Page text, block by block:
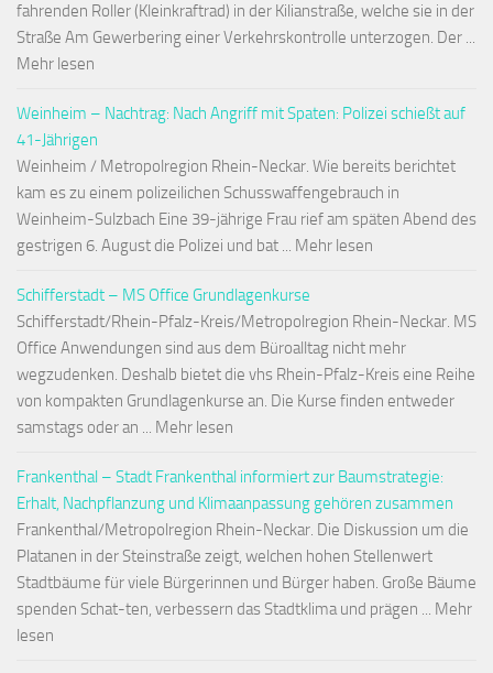
fahrenden Roller (Kleinkraftrad) in der Kilianstraße, welche sie in der
Straße Am Gewerbering einer Verkehrskontrolle unterzogen. Der ...
Mehr lesen
Weinheim – Nachtrag: Nach Angriff mit Spaten: Polizei schießt auf
41-Jährigen
Weinheim / Metropolregion Rhein-Neckar. Wie bereits berichtet
kam es zu einem polizeilichen Schusswaffengebrauch in
Weinheim-Sulzbach Eine 39-jährige Frau rief am späten Abend des
gestrigen 6. August die Polizei und bat ... Mehr lesen
Schifferstadt – MS Office Grundlagenkurse
Schifferstadt/Rhein-Pfalz-Kreis/Metropolregion Rhein-Neckar. MS
Office Anwendungen sind aus dem Büroalltag nicht mehr
wegzudenken. Deshalb bietet die vhs Rhein-Pfalz-Kreis eine Reihe
von kompakten Grundlagenkurse an. Die Kurse finden entweder
samstags oder an ... Mehr lesen
Frankenthal – Stadt Frankenthal informiert zur Baumstrategie:
Erhalt, Nachpflanzung und Klimaanpassung gehören zusammen
Frankenthal/Metropolregion Rhein-Neckar. Die Diskussion um die
Platanen in der Steinstraße zeigt, welchen hohen Stellenwert
Stadtbäume für viele Bürgerinnen und Bürger haben. Große Bäume
spenden Schat-ten, verbessern das Stadtklima und prägen ... Mehr
lesen